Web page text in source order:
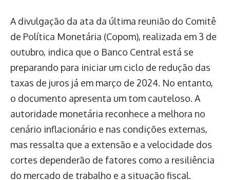
A divulgação da ata da última reunião do Comitê
de Política Monetária (Copom), realizada em 3 de
outubro, indica que o Banco Central está se
preparando para iniciar um ciclo de redução das
taxas de juros já em março de 2024. No entanto,
o documento apresenta um tom cauteloso. A
autoridade monetária reconhece a melhora no
cenário inflacionário e nas condições externas,
mas ressalta que a extensão e a velocidade dos
cortes dependerão de fatores como a resiliência
do mercado de trabalho e a situação fiscal.